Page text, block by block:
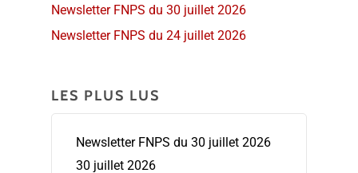
Newsletter FNPS du 30 juillet 2026
Newsletter FNPS du 24 juillet 2026
LES PLUS LUS
Newsletter FNPS du 30 juillet 2026
30 juillet 2026